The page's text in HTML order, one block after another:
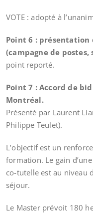
VOTE : adopté à
Point 6 : présentation
(campagne de postes,
point reporté.
Point 7 : Accord de
Montréal.
Présenté par Laurent
Philippe Teulet).
L’objectif est un
formation. Le gain
co-tutelle est au niveau
séjour.
Le Master prévoit 180